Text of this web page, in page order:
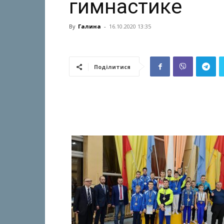
гимнастике
By Галина - 16.10.2020 13:35
Поділитися